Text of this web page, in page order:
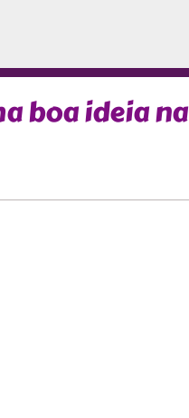
boa ideia na